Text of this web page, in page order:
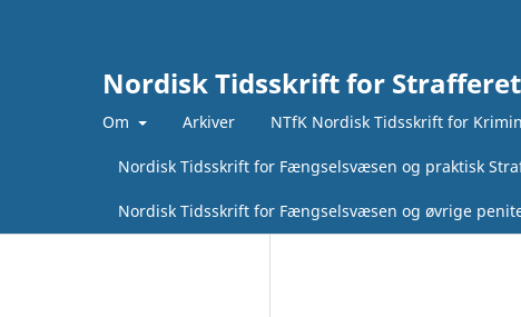
Nordisk Tidsskrift for Strafferet
Om Arkiver NTfK Nordisk Tidsskrift for
Nordisk Tidsskrift for Fængselsvæsen og praktisk
Nordisk Tidsskrift for Fængselsvæsen og øvrige